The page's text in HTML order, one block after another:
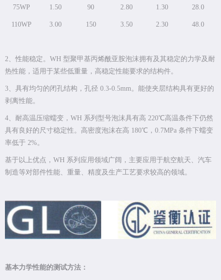
75WP 1.50 90 2.80 1.30 28.0
110WP 3.00 150 3.50 2.30 48.0
2、性能稳定。WH 型聚甲基丙烯酰亚胺泡沫拥有及其稳定的力学及耐
热性能，适用于某些低重量，高稳定性能要求的结构件。
3、具有均匀的闭孔结构，孔径 0.3-0.5mm。能使夹层结构具有更好的
剥离性能。
4、耐高温压缩蠕变，WH 系列型号泡沫具有高 220℃高温条件下仍然
具有良好的尺寸稳定性。高密度泡沫在高 180℃，0.7MPa 条件下蠕变
率低于 2%。
基于以上优点，WH 系列应用领域广阔，主要应用于航空航天、汽车
制造等对部件性能、重量、精度及生产工艺要求较高的领域。
基本力学性能的测试方法：